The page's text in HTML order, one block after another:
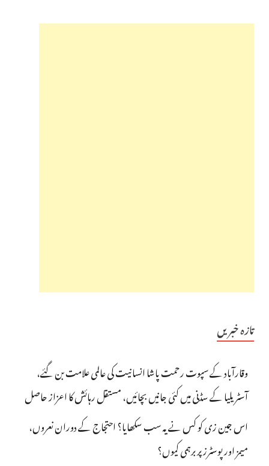
تازہ خبریں
وقارآباد کے سپوت رحمت پاشا انسانیت کی عالمی علامت بن گئے،
آسٹریلیا کے سڈنی میں کئی جانیں بچائیں، مستقل رہائش کا اعزاز حاصل
اس جین زی کو کس نے یہ سب سکھایا؟ احتجاج کے دوران نعروں،
میمز اور پوسٹرز پر برہمی کیوں؟